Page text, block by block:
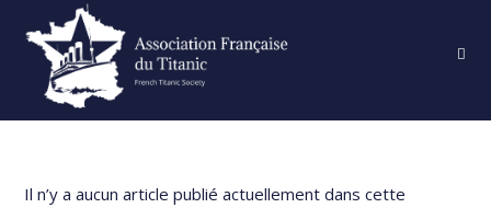
content
Il n’y a aucun article publié actuellement dans cette